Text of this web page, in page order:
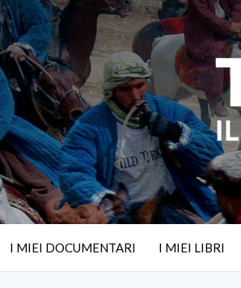
I MIEI DOCUMENTARI I MIEI LIBRI